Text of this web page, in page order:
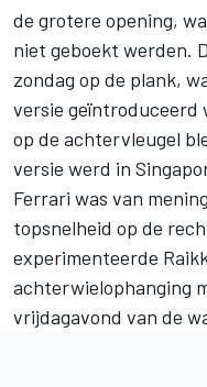
de grotere opening,
niet geboekt werden.
zondag op de plank,
versie geïntroduceerd
op de achtervleugel
versie werd in
Ferrari was van
topsnelheid op de
experimenteerde
achterwielophanging
vrijdagavond van de